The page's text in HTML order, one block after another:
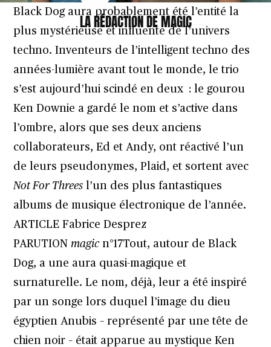
LA RÉDACTION DE MAGIC
Black Dog aura probablement été l’entité la
plus mystérieuse et influente de l’univers
techno. Inventeurs de l’intelligent techno des
années-lumière avant tout le monde, le trio
s’est aujourd’hui scindé en deux : le gourou
Ken Downie a gardé le nom et s’active dans
l’ombre, alors que ses deux anciens
collaborateurs, Ed et Andy, ont réactivé l’un
de leurs pseudonymes, Plaid, et sortent avec
Not For Threes l’un des plus fantastiques
albums de musique électronique de l’année.
ARTICLE Fabrice Desprez
PARUTIONmagicn°17Tout, autour de Black
Dog, a une aura quasi-magique et
surnaturelle. Le nom, déjà, leur a été inspiré
par un songe lors duquel l’image du dieu
égyptien Anubis – représenté par une tête de
chien noir – était apparue au mystique Ken